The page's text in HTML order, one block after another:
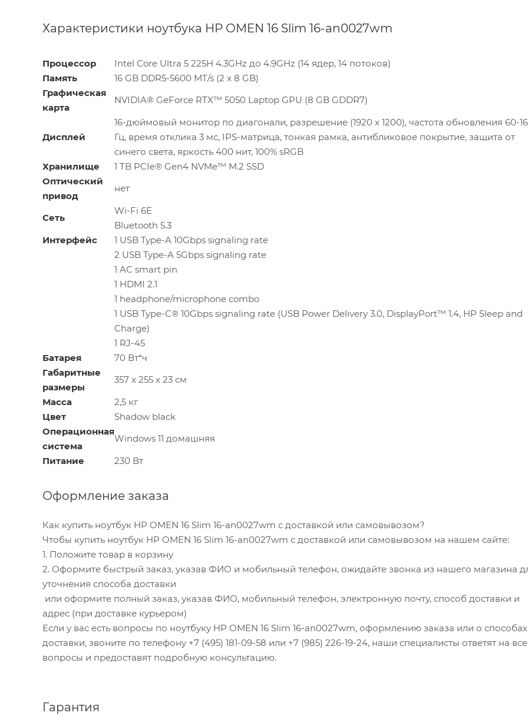
Характеристики ноутбука HP OMEN 16 Slim 16-an0027wm
Процессор
Intel Core Ultra 5 225H 4.3GHz до 4.9GHz (14 ядер, 14 потоков)
Память
16 GB DDR5-5600 MT/s (2 x 8 GB)
Графическая
карта
NVIDIA® GeForce RTX™ 5050 Laptop GPU (8 GB GDDR7)
Дисплей
16-дюймовый монитор по диагонали, разрешение (1920 x 1200), частота обновления 60-
Гц, время отклика 3 мс, IPS-матрица, тонкая рамка, антибликовое покрытие, защита от
синего света, яркость 400 нит, 100% sRGB
Хранилище
1 TB PCIe® Gen4 NVMe™ M.2 SSD
Оптический
привод
нет
Сеть
Wi-Fi 6E
Bluetooth 5.3
Интерфейс
1 USB Type-A 10Gbps signaling rate
2 USB Type-A 5Gbps signaling rate
1 AC smart pin
1 HDMI 2.1
1 headphone/microphone combo
1 USB Type-C® 10Gbps signaling rate (USB Power Delivery 3.0, DisplayPort™ 1.4, HP Sleep and
Charge)
1 RJ-45
Батарея
70 Вт*ч
Габаритные
размеры
357 x 255 x 23 см
Масса
2,5 кг
Цвет
Shadow black
Операционная
система
Windows 11 домашняя
Питание
230 Вт
Оформление заказа
Как купить ноутбук HP OMEN 16 Slim 16-an0027wm с доставкой или самовывозом?
Чтобы купить ноутбук HP OMEN 16 Slim 16-an0027wm с доставкой или самовывозом на нашем сайте:
1. Положите товар в корзину
2. Оформите быстрый заказ, указав ФИО и мобильный телефон, ожидайте звонка из нашего магазина
уточнения способа доставки
или оформите полный заказ, указав ФИО, мобильный телефон, электронную почту, способ доставки и
адрес (при доставке курьером)
Если у вас есть вопросы по ноутбуку HP OMEN 16 Slim 16-an0027wm, оформлению заказа или о способах
доставки, звоните по телефону +7 (495) 181-09-58 или +7 (985) 226-19-24, наши специалисты ответят на все
вопросы и предоставят подробную консультацию.
Гарантия